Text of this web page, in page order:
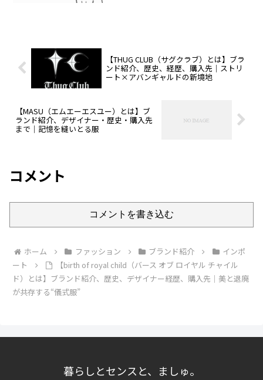
【THUG CLUB（サグクラブ）とは】ブラ
ンド紹介、歴史、経歴、購入先｜ストリ
ート×アバンギャルドの新境地
【MASU（エムエーエスユー）とは】ブ
ランド紹介、デザイナー・歴史・購入先
まで｜記憶を縫いとる服
コメント
コメントを書き込む
ホーム ファッション ブランド紹介
インポ
ート
【birth of royal child（バース オブ ロイヤル チャイル
ド）とは】ブランド紹介、歴史、デザイナー経歴、購入先｜美と退廃
が共存する“儀式服”
暮らしとセンスと、ましゅ。